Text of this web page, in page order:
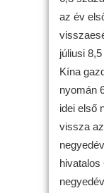
az év
júliusi
Kína
nyomán
idei első
vissza
hivatalos